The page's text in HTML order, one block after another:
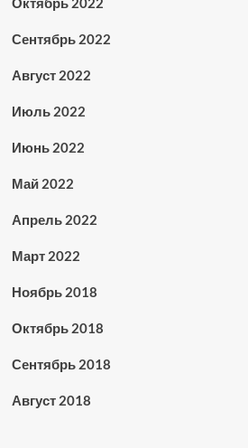
Сентябрь 2022
Август 2022
Июль 2022
Июнь 2022
Май 2022
Апрель 2022
Март 2022
Ноябрь 2018
Октябрь 2018
Сентябрь 2018
Август 2018